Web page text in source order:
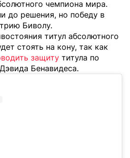
чемпиона мира.
до решения, но победу в
Биволу.
титул абсолютного
стоять на кону, так как
защиту титула по
Бенавидеса.